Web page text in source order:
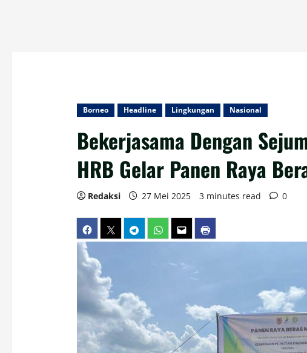
Borneo Headline Lingkungan Nasional
Bekerjasama Dengan
HRB Gelar Panen Raya
Redaksi 27 Mei 2025 3 minutes read 0